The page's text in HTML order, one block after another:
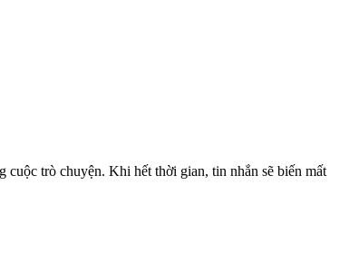
trò chuyện. Khi hết thời gian, tin nhắn sẽ biến mất